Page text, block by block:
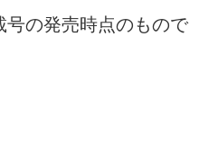
の発売時点のもので